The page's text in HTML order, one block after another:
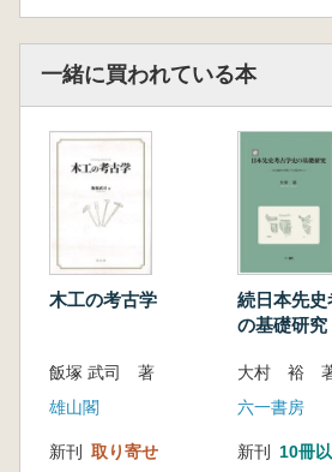
中世の犬食い(丸山真史)
における魚食文化の独自性と
常樹)
飲食の風景
古代の郡衙における食(伊場遺
武家社会における饗宴(北島大
中世における喫茶と食文化—
アプローチ—(桐山秀穂)
外国人居留地と西洋料理(仲光
居酒屋の考古学(谷口 榮)
曽利遺跡の集落範囲を確認—
一緒に買われている本
木工の考古学
飯塚 武司 著
雄山閣
新刊 取り寄せ
続日本先史
の基礎研
の人々
大村 裕
六一書房
新刊 10冊